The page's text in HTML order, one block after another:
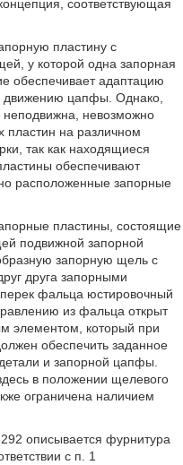
соответствующая
пластину с
у которой одна запорная
обеспечивает адаптацию
движению цапфы. Однако,
неподвижна, невозможно
пластин на различном
так как находящиеся
обеспечивают
расположенные запорные
пластины, состоящие
подвижной запорной
запорную щель с
друга запорными
фальца юстировочный
из фальца открыт
элементом, который при
обеспечить заданное
и запорной цапфы.
в положении щелевого
ограничена наличием
описывается фурнитура
с п. 1